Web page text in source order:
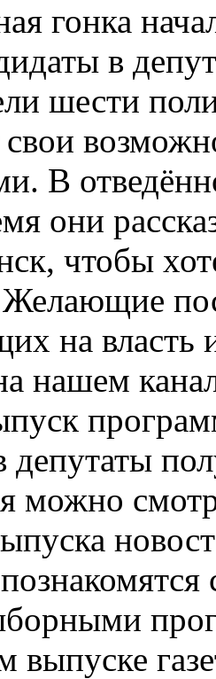
гонка
в
шести
В
они
чтобы
Желающие
на власть
нашем
депутаты
можно
выпуске